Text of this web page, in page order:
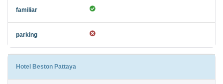
Hotel Beston Pattaya